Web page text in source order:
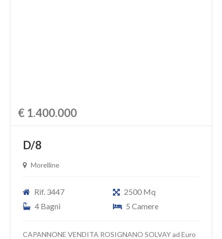
€ 1.400.000
D/8
Morelline
Rif. 3447
2500 Mq
4 Bagni
5 Camere
CAPANNONE VENDITA ROSIGNANO SOLVAY ad Euro